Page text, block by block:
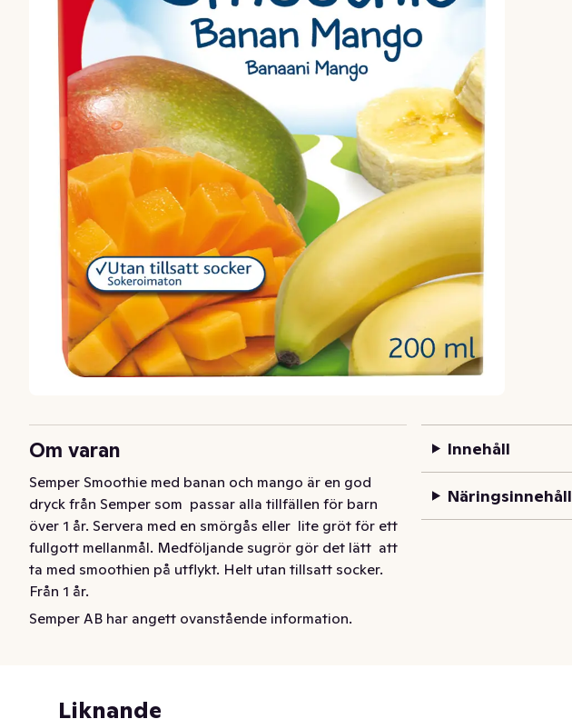
Om varan
Semper Smoothie med banan och mango är en god
dryck från Semper som  passar alla tillfällen för barn
över 1 år. Servera med en smörgås eller  lite gröt för ett
fullgott mellanmål. Medföljande sugrör gör det lätt  att
ta med smoothien på utflykt. Helt utan tillsatt socker.
Från 1 år.
Semper Little kids Smoothie banan & mango i praktisk
både mellanmål och utflykt. Semper Smoothie är
Semper AB har angett ovanstående information.
Innehåll
Näringsinnehåll
Liknande